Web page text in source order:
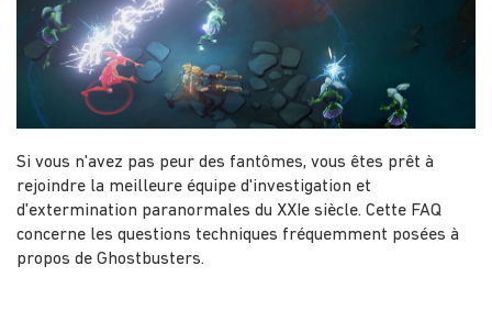
Si vous n'avez pas peur des fantômes, vous êtes prêt à
rejoindre la meilleure équipe d'investigation et
d'extermination paranormales du XXIe siècle. Cette FAQ
concerne les questions techniques fréquemment posées à
propos de Ghostbusters.